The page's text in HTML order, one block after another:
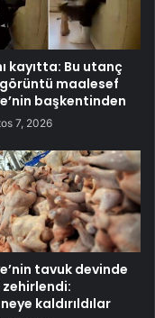
kayıtta: Bu utanç
maalesef
başkentinden
7, 2026
tavuk devinde
kaldırıldılar